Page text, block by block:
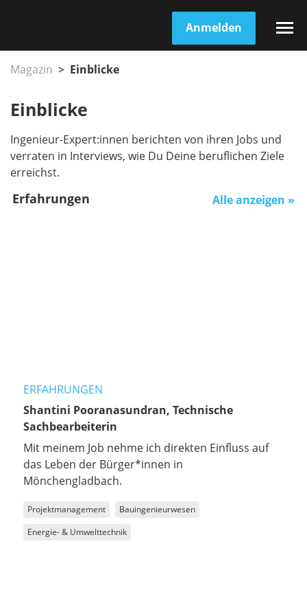
Anmelden
Magazin Einblicke
Einblicke
Ingenieur-Expert:innen berichten von ihren Jobs und
verraten in Interviews, wie Du Deine beruflichen Ziele
erreichst.
Erfahrungen Alle anzeigen »
ERFAHRUNGEN
Shantini Pooranasundran, Technische
Sachbearbeiterin
Mit meinem Job nehme ich direkten Einfluss auf
das Leben der Bürger*innen in
Mönchengladbach.
Projektmanagement Bauingenieurwesen
Energie- & Umwelttechnik